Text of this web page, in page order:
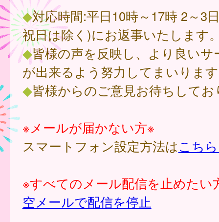
◆対応時間:平日10時～17時 2～3
祝日は除く)にお返事いたします
◆皆様の声を反映し、より良いサ
が出来るよう努力してまいりま
◆皆様からのご意見お待ちしてお
※メールが届かない方※
スマートフォン設定方法はこち
※すべてのメール配信を止めたい
空メールで配信を停止